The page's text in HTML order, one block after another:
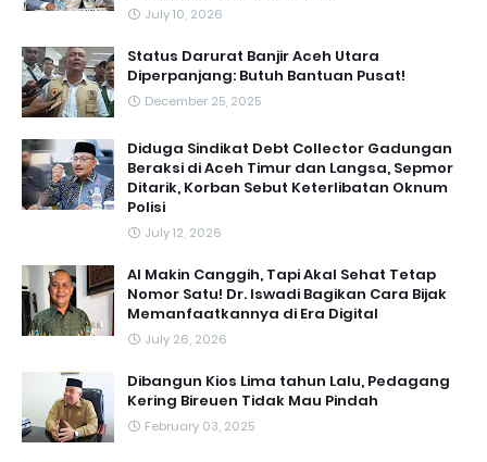
July 10, 2026
Status Darurat Banjir Aceh Utara
Diperpanjang: Butuh Bantuan Pusat!
December 25, 2025
Diduga Sindikat Debt Collector Gadungan
Beraksi di Aceh Timur dan Langsa, Sepmor
Ditarik, Korban Sebut Keterlibatan Oknum
Polisi
July 12, 2026
AI Makin Canggih, Tapi Akal Sehat Tetap
Nomor Satu! Dr. Iswadi Bagikan Cara Bijak
Memanfaatkannya di Era Digital
July 26, 2026
Dibangun Kios Lima tahun Lalu, Pedagang
Kering Bireuen Tidak Mau Pindah
February 03, 2025